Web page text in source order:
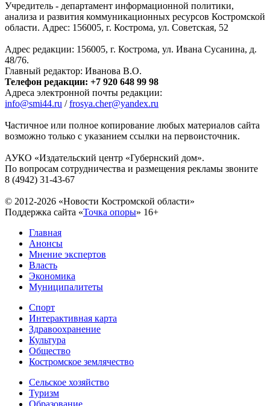
Учредитель - департамент информационной политики,
анализа и развития коммуникационных ресурсов Костромской
области. Адрес: 156005, г. Кострома, ул. Советская, 52
Адрес редакции: 156005, г. Кострома, ул. Ивана Сусанина, д.
48/76.
Главный редактор: Иванова В.О.
Телефон редакции: +7 920 648 99 98
Адреса электронной почты редакции:
info@smi44.ru /frosya.cher@yandex.ru
Частичное или полное копирование любых материалов сайта
возможно только с указанием ссылки на первоисточник.
АУКО «Издательский центр «Губернский дом».
По вопросам сотрудничества и размещения рекламы звоните
8 (4942) 31-43-67
© 2012-2026 «Новости Костромской области»
Поддержка сайта «Точка опоры» 16+
Главная
Анонсы
Мнение экспертов
Власть
Экономика
Муниципалитеты
Спорт
Интерактивная карта
Здравоохранение
Культура
Общество
Костромское землячество
Сельское хозяйство
Туризм